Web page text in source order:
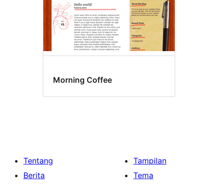
Morning Coffee
Tentang
Berita
Tampilan
Tema